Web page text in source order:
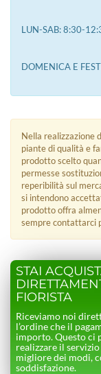
LUN-SAB: 8:30-
DOMENICA E
Nella realizzazione
piante di qualità e
prodotto scelto
permesse
reperibilità sul
si intendono
prodotto offra
sempre contattarci
STAI
FIORISTA
Riceviamo noi
l’ordine che il
importo. Questo ci
realizzare il
migliore dei modi,
soddisfazione.